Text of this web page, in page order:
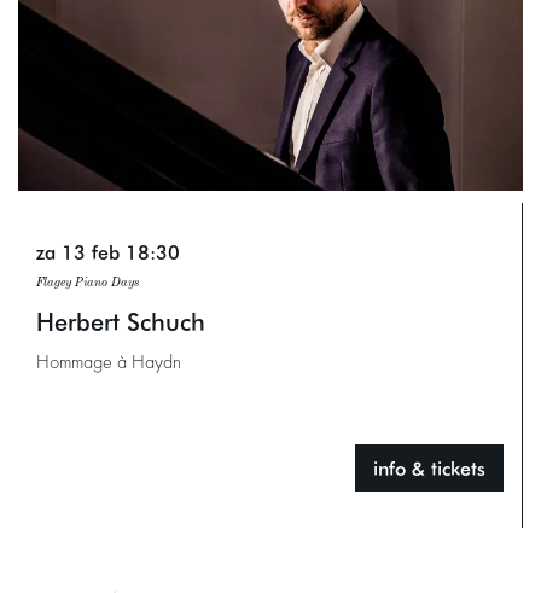
Herbert Schuch
Hommage à Haydn
Flagey Piano Days
za 13 feb 18:30
info & tickets